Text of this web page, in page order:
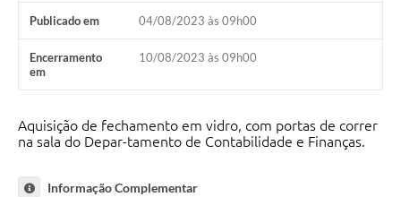
Publicado em 04/08/2023 às 09h00
Encerramento
em
10/08/2023 às 09h00
Aquisição de fechamento em vidro, com portas de correr
na sala do Depar-tamento de Contabilidade e Finanças.
Informação Complementar